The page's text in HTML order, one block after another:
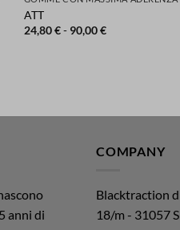
ATT
24,80€- 90,00€Fascia
anni di
COMPANY
Blacktraction
18/m - 31057